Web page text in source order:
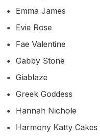
Emma James
Evie Rose
Fae Valentine
Gabby Stone
Giablaze
Greek Goddess
Hannah Nichole
Harmony Katty Cakes